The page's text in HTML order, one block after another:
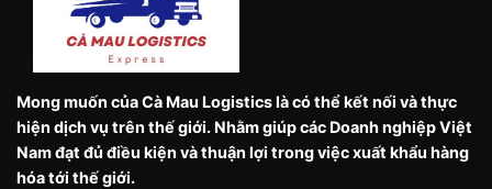
Mong muốn của Cà Mau Logistics là có thể kết nối và thực
hiện dịch vụ trên thế giới. Nhằm giúp các Doanh nghiệp Việt
Nam đạt đủ điều kiện và thuận lợi trong việc xuất khẩu hàng
hóa tới thế giới.